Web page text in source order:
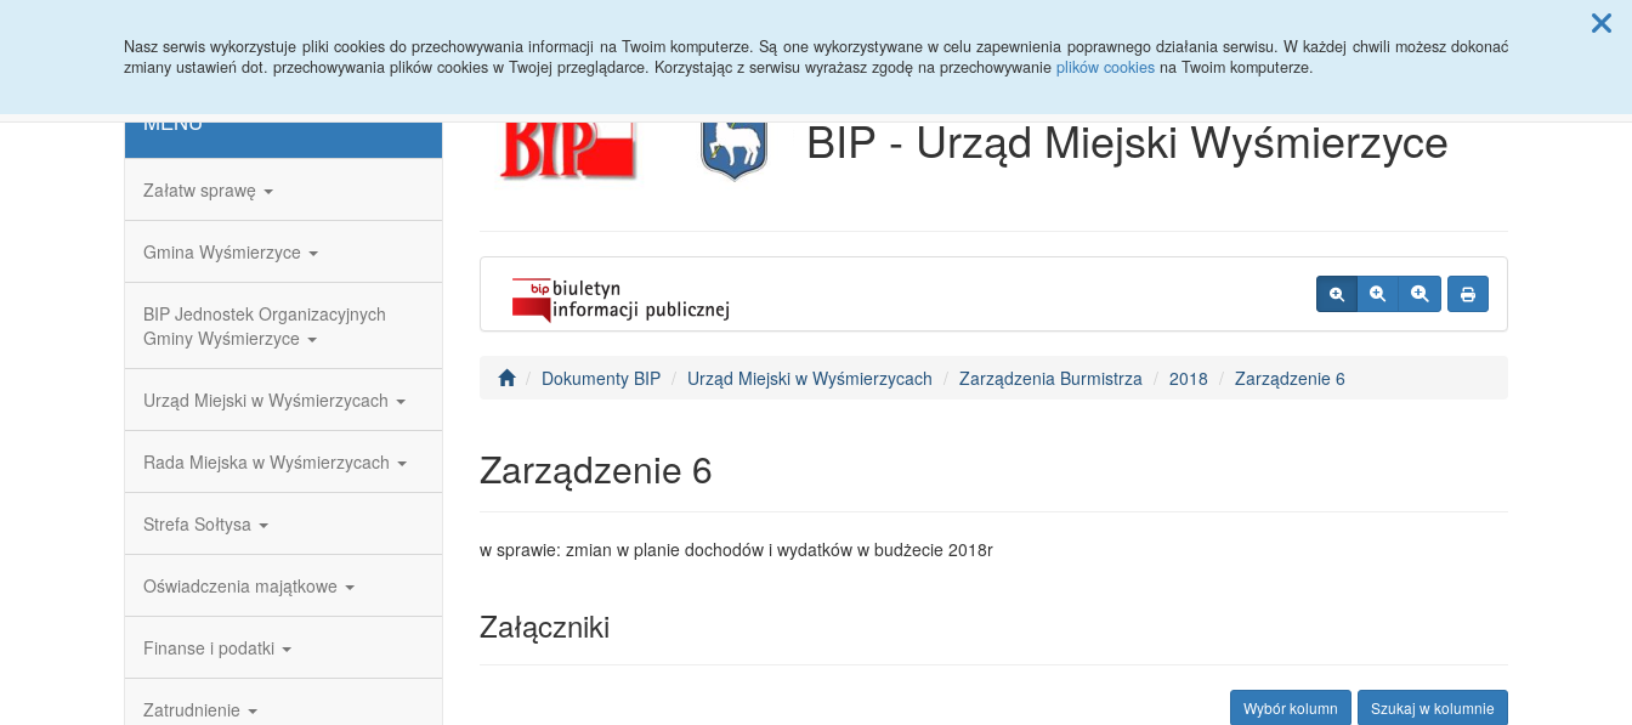
Nasz serwis wykorzystuje pliki cookies do przechowywania informacji na Twoim komputerze. Są one wykorzystywane w celu zapewnienia poprawnego działania serwisu. W każdej chwili możesz dokonać
zmiany ustawień dot. przechowywania plików cookies w Twojej przeglądarce. Korzystając z serwisu wyrażasz zgodę na przechowywanie plików cookies na Twoim komputerze.
Przycisk wyszukaj duży
MENU
Załatw sprawę
Gmina Wyśmierzyce
BIP Jednostek Organizacyjnych
Gminy Wyśmierzyce
Urząd Miejski w Wyśmierzycach
Rada Miejska w Wyśmierzycach
Strefa Sołtysa
Oświadczenia majątkowe
Finanse i podatki
Zatrudnienie
BIP - Urząd Miejski Wyśmierzyce
Dokumenty BIP Urząd Miejski w Wyśmierzycach Zarządzenia Burmistrza 2018 Zarządzenie 6
Zarządzenie 6
w sprawie: zmian w planie dochodów i wydatków w budżecie 2018r
Załączniki
Szukaj w kolumnie
Wybór kolumn